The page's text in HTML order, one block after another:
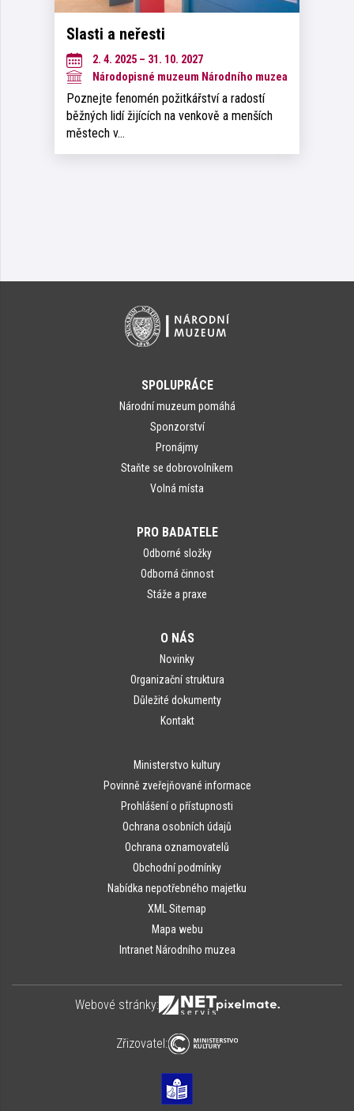
Slasti a neřesti
2. 4. 2025 – 31. 10. 2027
Národopisné muzeum Národního muzea
Poznejte fenomén požitkářství a radostí
běžných lidí žijících na venkově a menších
městech v…
SPOLUPRÁCE
Národní muzeum pomáhá
Sponzorství
Pronájmy
Staňte se dobrovolníkem
Volná místa
PRO BADATELE
Odborné složky
Odborná činnost
Stáže a praxe
O NÁS
Novinky
Organizační struktura
Důležité dokumenty
Kontakt
Ministerstvo kultury
Povinně zveřejňované informace
Prohlášení o přístupnosti
Ochrana osobních údajů
Ochrana oznamovatelů
Obchodní podmínky
Nabídka nepotřebného majetku
XML Sitemap
Mapa webu
Intranet Národního muzea
Webové stránky:
Zřizovatel: